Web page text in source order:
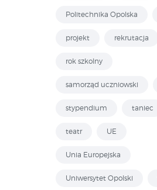
Politechnika Opolska
projekt rekrutacja
rok szkolny
samorząd uczniowski
stypendium taniec
teatr UE
Unia Europejska
Uniwersytet Opolski